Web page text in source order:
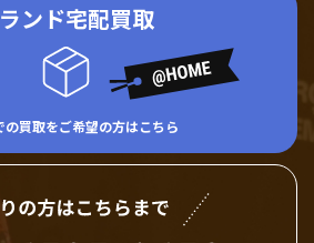
ンド宅配買取
の買取をご希望の方はこちら